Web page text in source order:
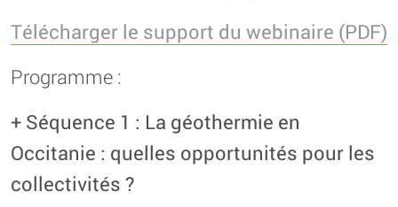
Télécharger le support du webinaire (PDF)
Programme :
+ Séquence 1 : La géothermie en
Occitanie : quelles opportunités pour les
collectivités ?